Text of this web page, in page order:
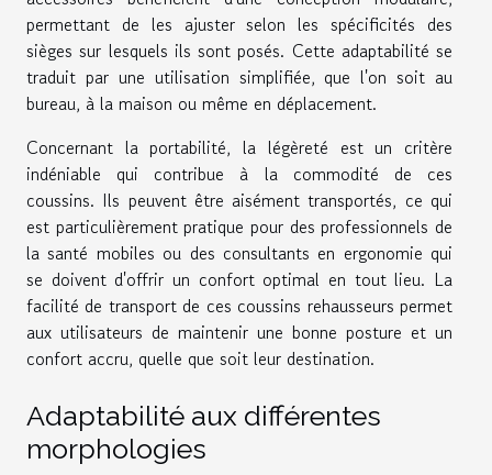
permettant de les ajuster selon les spécificités des
sièges sur lesquels ils sont posés. Cette adaptabilité se
traduit par une utilisation simplifiée, que l'on soit au
bureau, à la maison ou même en déplacement.
Concernant la portabilité, la légèreté est un critère
indéniable qui contribue à la commodité de ces
coussins. Ils peuvent être aisément transportés, ce qui
est particulièrement pratique pour des professionnels de
la santé mobiles ou des consultants en ergonomie qui
se doivent d'offrir un confort optimal en tout lieu. La
facilité de transport de ces coussins rehausseurs permet
aux utilisateurs de maintenir une bonne posture et un
confort accru, quelle que soit leur destination.
Adaptabilité aux différentes
morphologies